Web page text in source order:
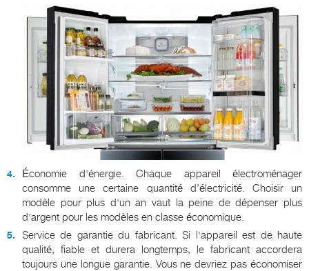
Économie d'énergie. Chaque appareil électroménager
consomme une certaine quantité d’électricité. Choisir un
modèle pour plus d'un an vaut la peine de dépenser plus
d'argent pour les modèles en classe économique.
Service de garantie du fabricant. Si l'appareil est de haute
qualité, fiable et durera longtemps, le fabricant accordera
toujours une longue garantie. Vous ne devriez pas économiser